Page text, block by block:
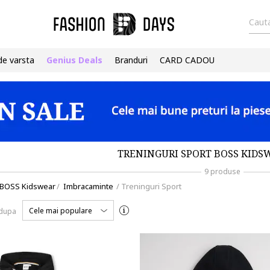
varsta Genius Deals Branduri CARD CADOU
TRENINGURI SPORT BOSS
9 produse
BOSS Kidswear/ Imbracaminte / Treninguri Sport
Cele mai populare